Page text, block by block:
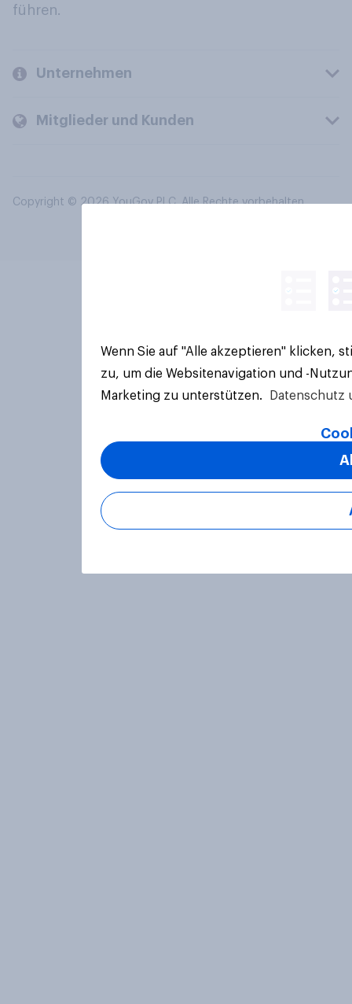
führen.
Unternehmen
Mitglieder und Kunden
Copyright © 2026 YouGov PLC. Alle Rechte vorbehalten.
Wenn Sie auf "Alle akzeptieren" klicken,
zu, um die Websitenavigation und -
Marketing zu unterstützen.
Datenschutz